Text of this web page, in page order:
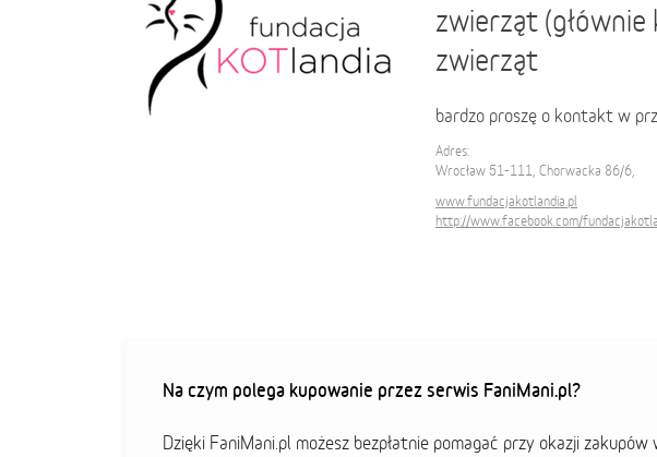
zwierząt
zwierząt
bardzo proszę o kontakt w
Adres:
Wrocław 51-111, Chorwacka 86/6,
www.fundacjakotlandia.pl
http://www.facebook.com/
Na czym polega kupowanie przez serwis FaniMani.pl?
Dzięki FaniMani.pl możesz bezpłatnie pomagać przy okazji zakupów